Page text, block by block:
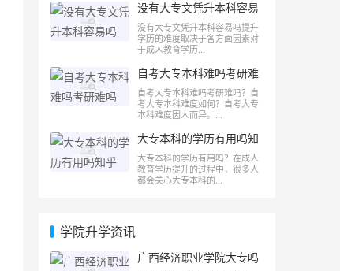
没有大专文凭升本科容易
吗
没有大专文凭升本科容易吗提升
学历的难度取决于各方面因素对
于成人教育学历...
自考大专本科难吗考研难
吗
自考大专本科难吗考研难吗？自
考大专本科难度如何？自考大专
本科难度因人而异。...
大专本科的学历有用吗知
乎
大专本科的学历有用吗？在成人
教育学历提升的过程中，很多人
都会关心大专本科的...
学院升学资讯
广西经济职业学院大专吗